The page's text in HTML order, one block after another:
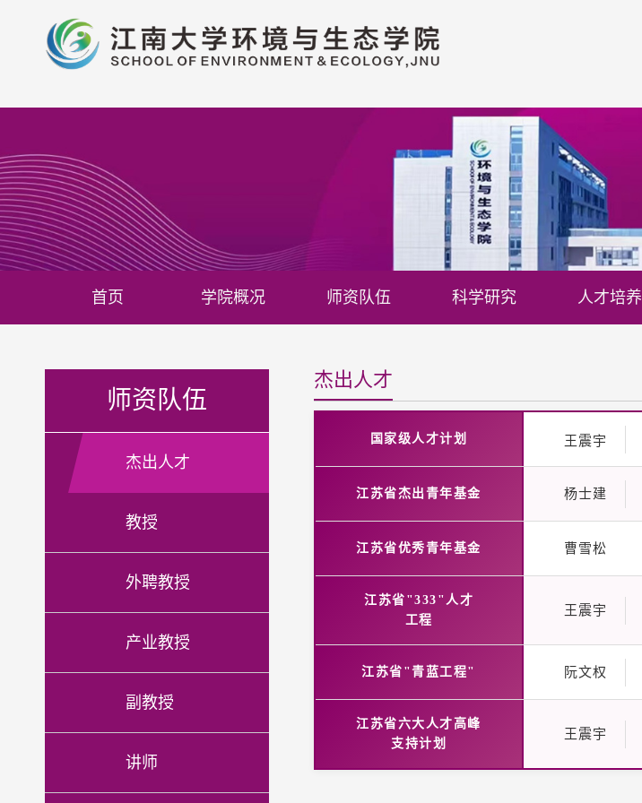
首页 学院概况 师资队伍 科学研究 人才培养
师资队伍
杰出人才
教授
外聘教授
产业教授
副教授
讲师
杰出人才
国家级人才计划 王震宇
江苏省杰出青年基金 杨士建
江苏省优秀青年基金 曹雪松
江苏省"333"人才
工程
王震宇
江苏省"青蓝工程" 阮文权
江苏省六大人才高峰
支持计划
王震宇